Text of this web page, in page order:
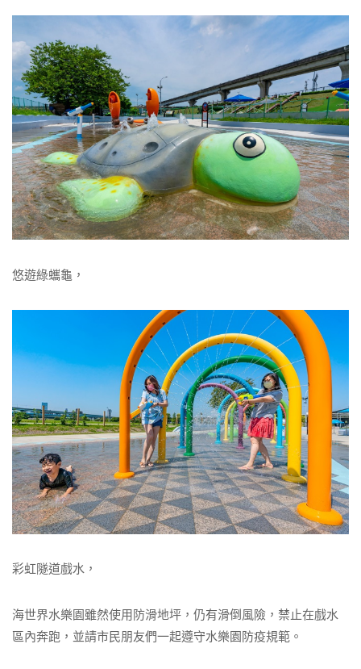
悠遊綠蠵龜，
彩虹隧道戲水，
海世界水樂園雖然使用防滑地坪，仍有滑倒風險，禁止在戲水
區內奔跑，並請市民朋友們一起遵守水樂園防疫規範。